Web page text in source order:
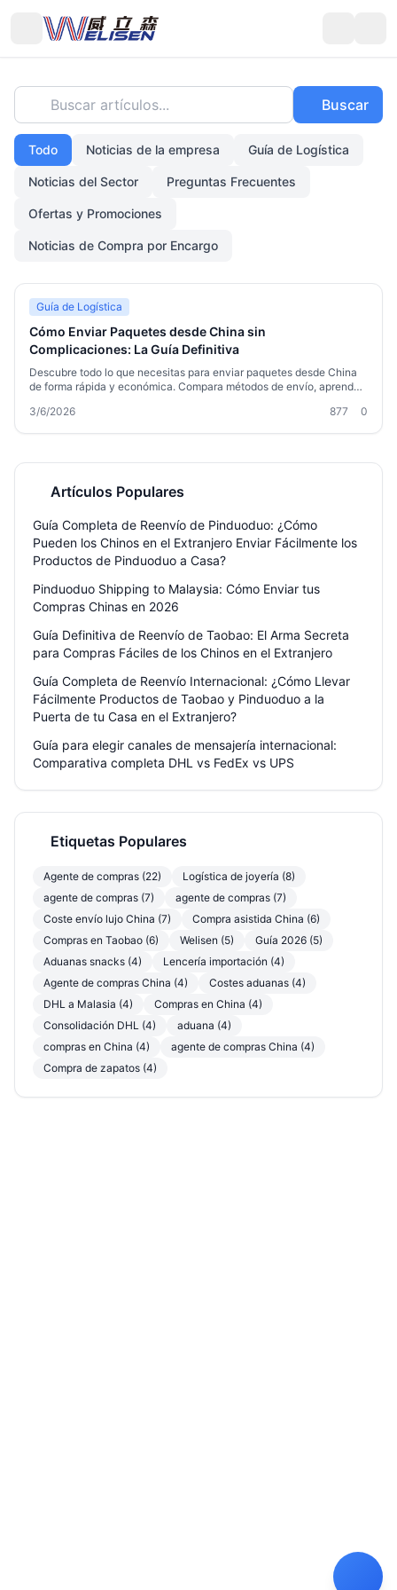
Buscar artículos... Buscar
Todo Noticias de la empresa Guía de Logística
Noticias del Sector Preguntas Frecuentes
Ofertas y Promociones
Noticias de Compra por Encargo
Guía de Logística
Cómo Enviar Paquetes desde China sin
Complicaciones: La Guía Definitiva
Descubre todo lo que necesitas para enviar paquetes desde China
de forma rápida y económica. Compara métodos de envío, aprende
Welisen te simplifica la vida con almacenamiento gratuito,
3/6/2026 877 0
Artículos Populares
Guía Completa de Reenvío de Pinduoduo: ¿Cómo
Pueden los Chinos en el Extranjero Enviar Fácilmente los
Productos de Pinduoduo a Casa?
Pinduoduo Shipping to Malaysia: Cómo Enviar tus
Compras Chinas en 2026
Guía Definitiva de Reenvío de Taobao: El Arma Secreta
para Compras Fáciles de los Chinos en el Extranjero
Guía Completa de Reenvío Internacional: ¿Cómo Llevar
Fácilmente Productos de Taobao y Pinduoduo a la
Puerta de tu Casa en el Extranjero?
Guía para elegir canales de mensajería internacional:
Comparativa completa DHL vs FedEx vs UPS
Etiquetas Populares
Agente de compras (22)
Logística de joyería (8)
agente de compras (7)
agente de compras (7)
Coste envío lujo China (7)
Compra asistida China (6)
Compras en Taobao (6)
Welisen (5)
Guía 2026 (5)
Aduanas snacks (4)
Lencería importación (4)
Agente de compras China (4)
Costes aduanas (4)
DHL a Malasia (4)
Compras en China (4)
Consolidación DHL (4)
aduana (4)
compras en China (4)
agente de compras China (4)
Compra de zapatos (4)